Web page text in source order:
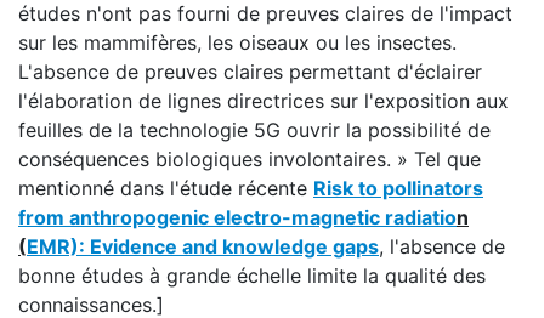
études n'ont pas fourni de preuves claires de l'impact
sur les mammifères, les oiseaux ou les insectes.
L'absence de preuves claires permettant d'éclairer
l'élaboration de lignes directrices sur l'exposition aux
feuilles de la technologie 5G ouvrir la possibilité de
conséquences biologiques involontaires. » Tel que
mentionné dans l'étude récente Risk to pollinators
from anthropogenic electro-magnetic radiation
(EMR): Evidence and knowledge gaps, l'absence de
bonne études à grande échelle limite la qualité des
connaissances.]